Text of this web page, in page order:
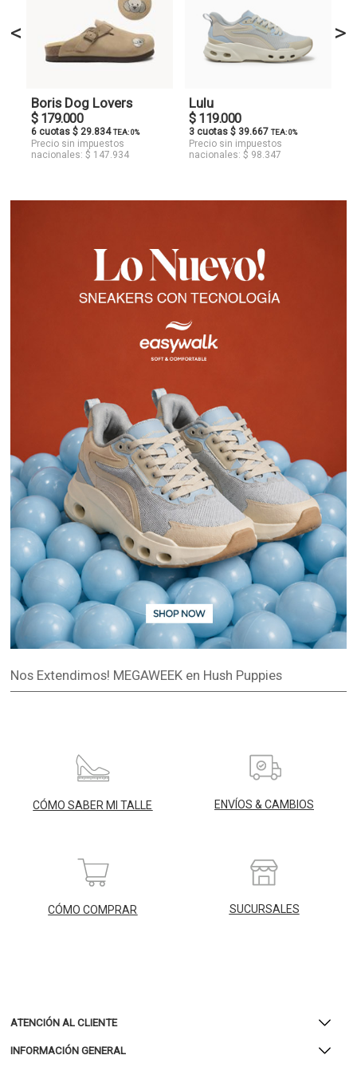
<
Boris Dog Lovers
$ 179.000
6 cuotas $ 29.834TEA: 0%
Precio sin impuestos
nacionales: $ 147.934
Lulu
$ 119.000
3 cuotas $ 39.667TEA: 0%
Precio sin impuestos
nacionales: $ 98.347
>
Nos Extendimos! MEGAWEEK en Hush Puppies
CÓMO SABER MI TALLE ENVÍOS & CAMBIOS
CÓMO COMPRAR SUCURSALES
ATENCIÓN AL CLIENTE
INFORMACIÓN GENERAL